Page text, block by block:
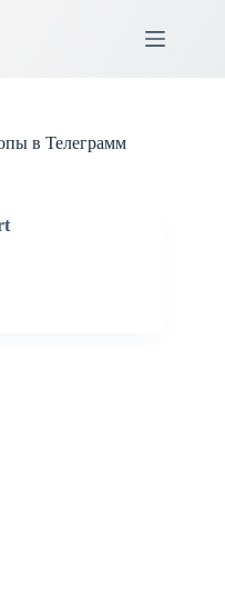
в Телеграмм